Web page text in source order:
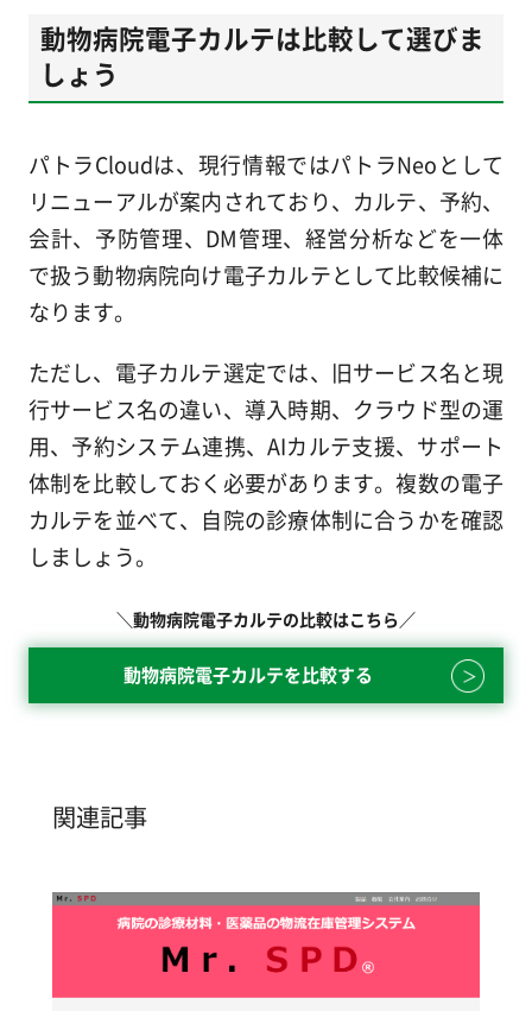
動物病院電子カルテは比較して選びま
しょう
パトラCloudは、現行情報ではパトラNeoとして
リニューアルが案内されており、カルテ、予約、
会計、予防管理、DM管理、経営分析などを一体
で扱う動物病院向け電子カルテとして比較候補に
なります。
ただし、電子カルテ選定では、旧サービス名と現
行サービス名の違い、導入時期、クラウド型の運
用、予約システム連携、AIカルテ支援、サポート
体制を比較しておく必要があります。複数の電子
カルテを並べて、自院の診療体制に合うかを確認
しましょう。
＼動物病院電子カルテの比較はこちら／
動物病院電子カルテを比較する
関連記事